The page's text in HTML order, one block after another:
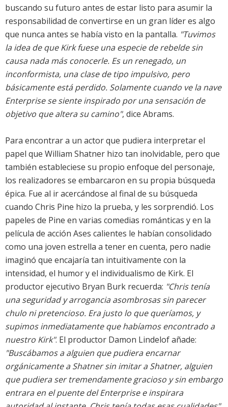
buscando su futuro antes de estar listo para asumir la
responsabilidad de convertirse en un gran líder es algo
que nunca antes se había visto en la pantalla. "Tuvimos
la idea de que Kirk fuese una especie de rebelde sin
causa nada más conocerle. Es un renegado, un
inconformista, una clase de tipo impulsivo, pero
básicamente está perdido. Solamente cuando ve la nave
Enterprise se siente inspirado por una sensación de
objetivo que altera su camino", dice Abrams.
Para encontrar a un actor que pudiera interpretar el
papel que William Shatner hizo tan inolvidable, pero que
también estableciese su propio enfoque del personaje,
los realizadores se embarcaron en su propia búsqueda
épica. Fue al ir acercándose al final de su búsqueda
cuando Chris Pine hizo la prueba, y les sorprendió. Los
papeles de Pine en varias comedias románticas y en la
película de acción Ases calientes le habían consolidado
como una joven estrella a tener en cuenta, pero nadie
imaginó que encajaría tan intuitivamente con la
intensidad, el humor y el individualismo de Kirk. El
productor ejecutivo Bryan Burk recuerda: "Chris tenía
una seguridad y arrogancia asombrosas sin parecer
chulo ni pretencioso. Era justo lo que queríamos, y
supimos inmediatamente que habíamos encontrado a
nuestro Kirk". El productor Damon Lindelof añade:
"Buscábamos a alguien que pudiera encarnar
orgánicamente a Shatner sin imitar a Shatner, alguien
que pudiera ser tremendamente gracioso y sin embargo
entrara en el puente del Enterprise e inspirara